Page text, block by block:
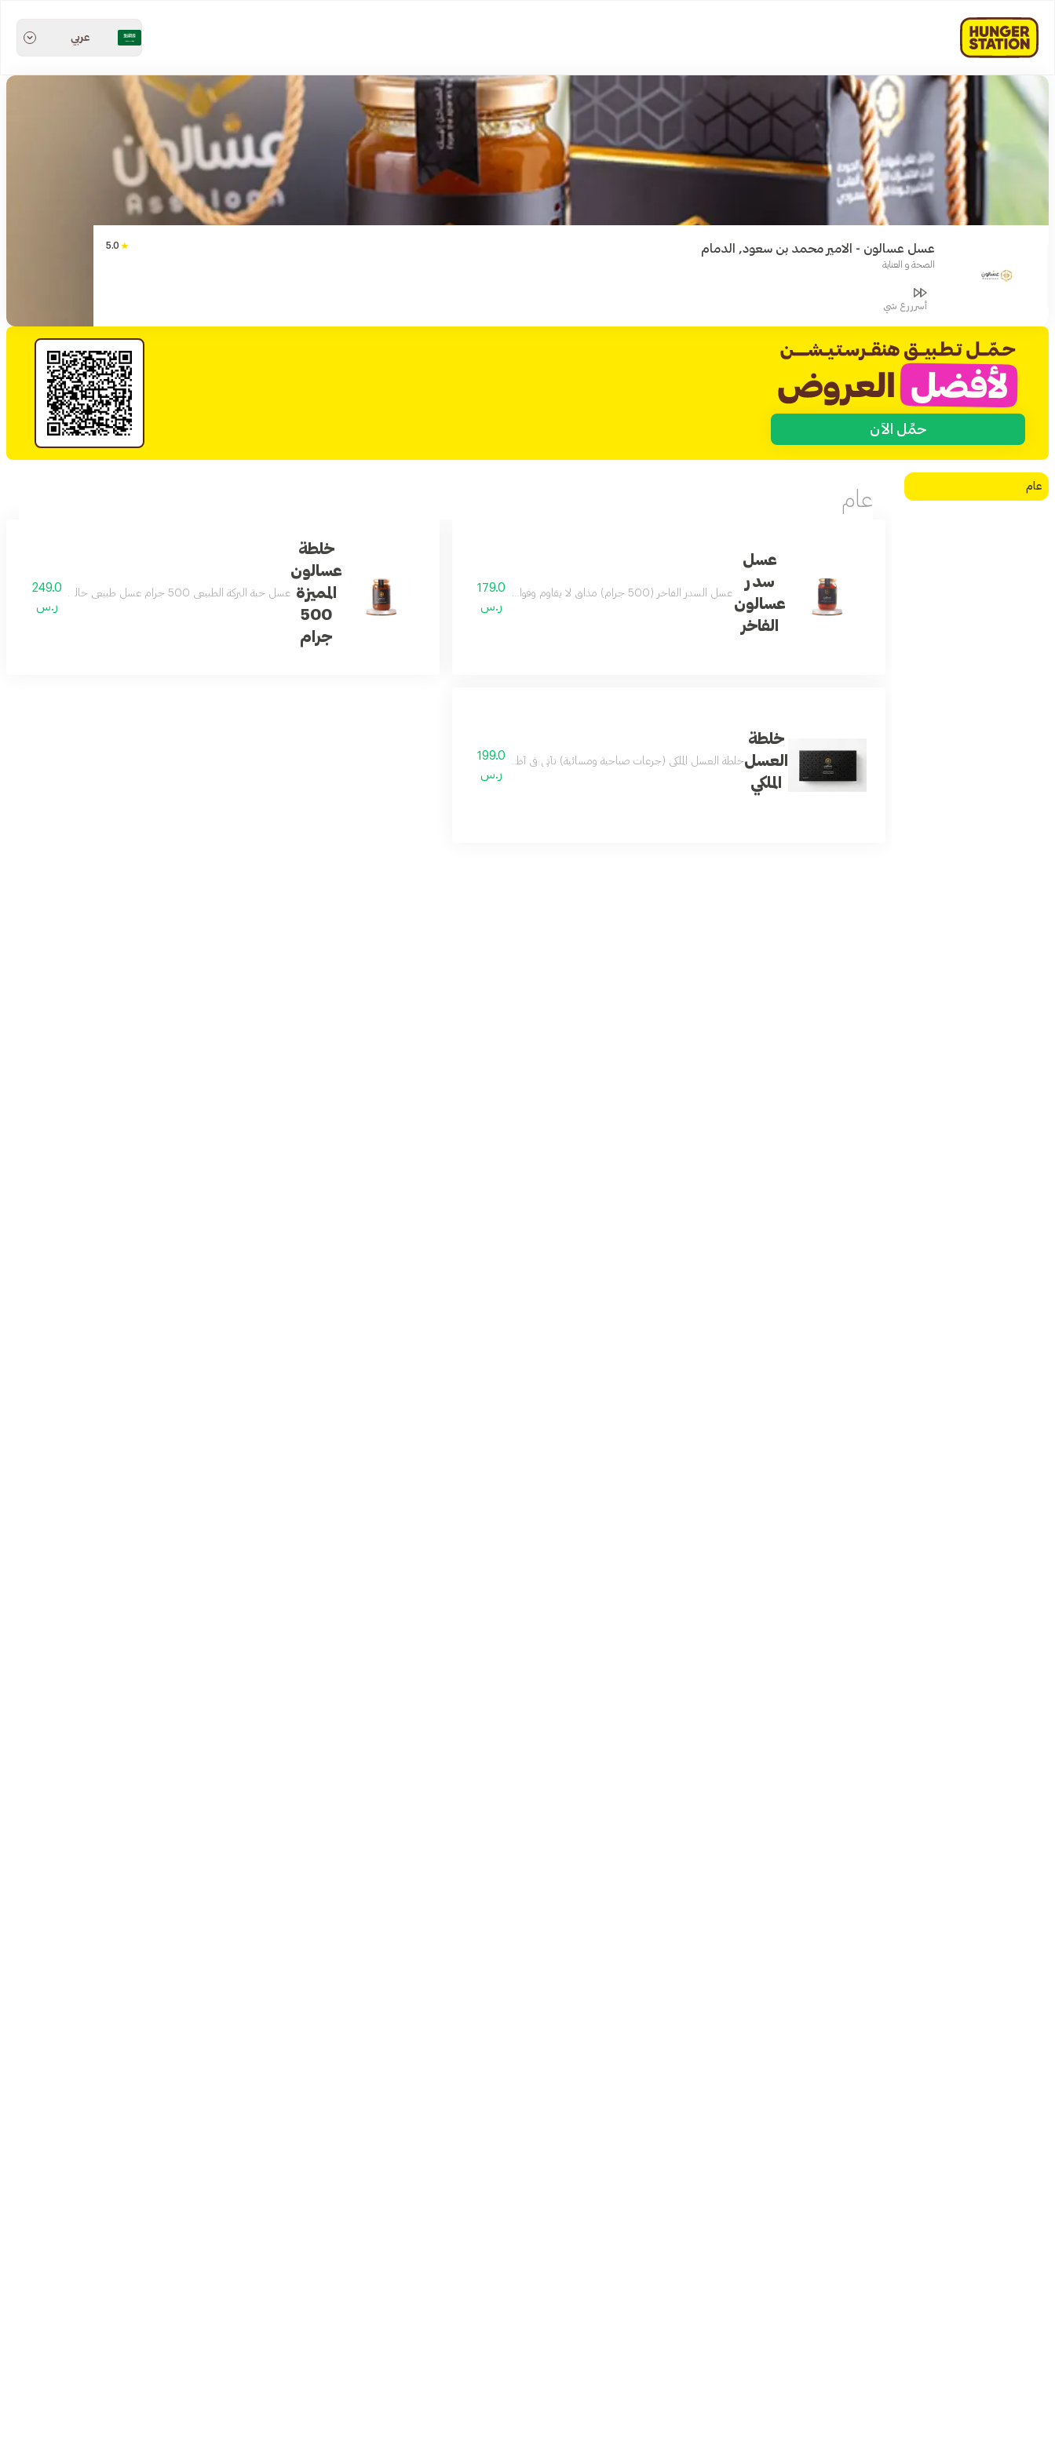
عربي
عسل عسالون - الامير محمد بن سعود, الدمام
الصحة و العناية
5.0
أسرررع شي
حمِّل الآن
عام
عام
عسل
سدر
عسالون
الفاخر
عسل السدر الفاخر (500 جرام) مذاق لا يقاوم وفوائد صحية لا تعد حاصل على شهادتي فحص الجودة من مختبرات في ألمانيا ومختبر جودة العسل في السعودية
179.0
ر.س
خلطة
عسالون
المميزة
500
جرام
عسل حبة البركة الطبيعي 500 جرام عسل طبيعي خالص غني بالعناصر الغذائية الأساسية. يدعم مناعة الجسم ويزيد النشاط اليومي بطريقة آمنة. مناسب لجميع الأعمار ويخلو من أي مواد صناعية. متوفر الآن مع خدمة التوصيل السريع .
249.0
ر.س
خلطة
العسل
الملكي
خلطة العسل الملكي (جرعات صباحية ومسائية) تأتي في أظرف سهلة الحمل تناسب الموظفين والرياضيين للاستخدام في أي وقت ومكان. الوزن الإجمالي 200 جم. تحتوي على عسل سدر فاخر، غذاء ملكات النحل (مجفف وسائل)، جنسنج، حبوب لقاح، زنك، ونباتات مختارة، بتركيبة متوازنة وآمنة وفعالة.
199.0
ر.س